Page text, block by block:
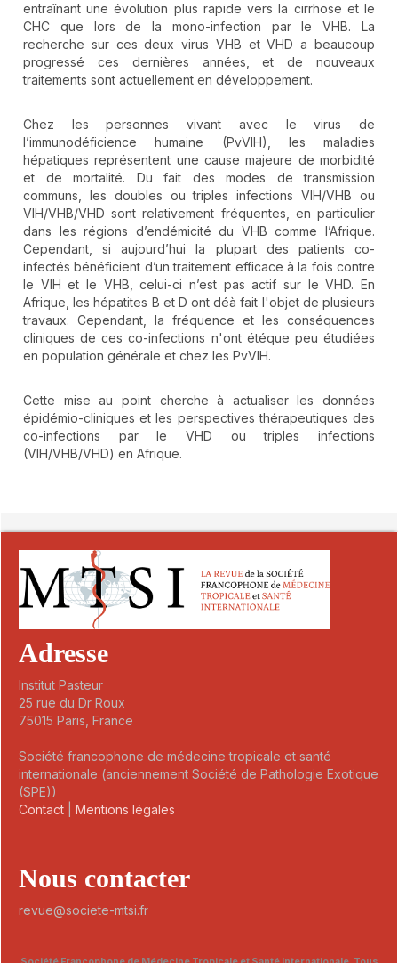
entraînant une évolution plus rapide vers la cirrhose et le
CHC que lors de la mono-infection par le VHB. La
recherche sur ces deux virus VHB et VHD a beaucoup
progressé ces dernières années, et de nouveaux
traitements sont actuellement en développement.
Chez les personnes vivant avec le virus de
l’immunodéficience humaine (PvVIH), les maladies
hépatiques représentent une cause majeure de morbidité
et de mortalité. Du fait des modes de transmission
communs, les doubles ou triples infections VIH/VHB ou
VIH/VHB/VHD sont relativement fréquentes, en particulier
dans les régions d’endémicité du VHB comme l’Afrique.
Cependant, si aujourd’hui la plupart des patients co-
infectés bénéficient d’un traitement efficace à la fois contre
le VIH et le VHB, celui-ci n’est pas actif sur le VHD. En
Afrique, les hépatites B et D ont déà fait l'objet de plusieurs
travaux. Cependant, la fréquence et les conséquences
cliniques de ces co-infections n'ont étéque peu étudiées
en population générale et chez les PvVIH.
Cette mise au point cherche à actualiser les données
épidémio-cliniques et les perspectives thérapeutiques des
co-infections par le VHD ou triples infections
(VIH/VHB/VHD) en Afrique.
Adresse
Institut Pasteur
25 rue du Dr Roux
75015 Paris, France
Société francophone de médecine tropicale et santé
internationale (anciennement Société de Pathologie Exotique
(SPE))
Contact
Mentions légales
Nous contacter
revue@societe-mtsi.fr